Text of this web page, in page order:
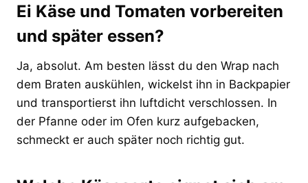
Ei Käse und Tomaten vorbereiten
und später essen?
Ja, absolut. Am besten lässt du den Wrap nach
dem Braten auskühlen, wickelst ihn in Backpapier
und transportierst ihn luftdicht verschlossen. In
der Pfanne oder im Ofen kurz aufgebacken,
schmeckt er auch später noch richtig gut.